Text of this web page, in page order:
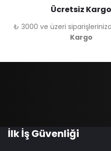
Ücretsiz Kargo
₺ 3000 ve üzeri
Kargo
İlk İş Güvenliği